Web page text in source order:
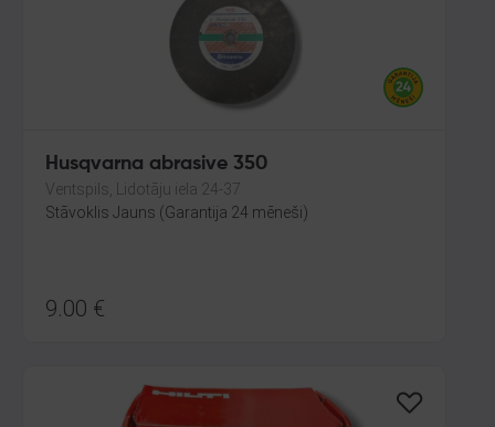
Husqvarna abrasive 350
Ventspils, Lidotāju iela 24-37
Stāvoklis Jauns (Garantija 24 mēneši)
9.00 €